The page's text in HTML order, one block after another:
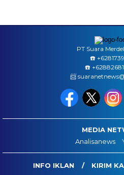
PT Suara
☎️
☎️
📨
MEDIA
Analisanews
INFO IKLAN KIRIM